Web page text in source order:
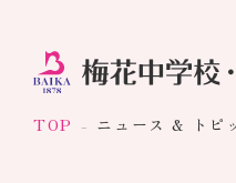
TOP ニュース & トピ